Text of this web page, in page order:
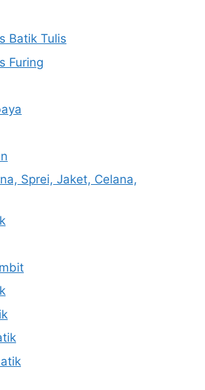
Batik Tulis
Furing
Sprei, Jaket, Celana,